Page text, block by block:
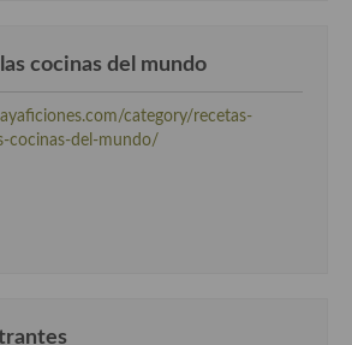
cocinas del mundo
category/recetas-
cocinas-del-mundo/